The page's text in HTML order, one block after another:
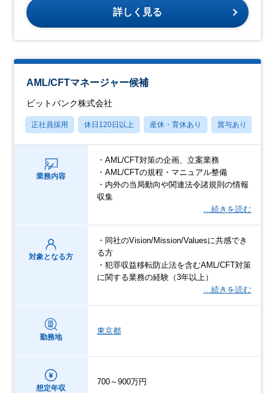
詳しく見る
AML/CFTマネージャー候補
ビットバンク株式会社
正社員採用 休日120日以上 産休・育休あり 賞与あり
業務内容
・AML/CFT対策の企画、立案業務
・AML/CFTの規程・マニュアル整備
・内外の当局動向や関連法令諸規則の情報
収集
…続きを読む
対象となる方
・同社のVision/Mission/Valuesに共感でき
る方
・犯罪収益移転防止法を含むAML/CFT対策
に関する業務の経験（3年以上）
…続きを読む
勤務地
東京都
想定年収
700～900万円